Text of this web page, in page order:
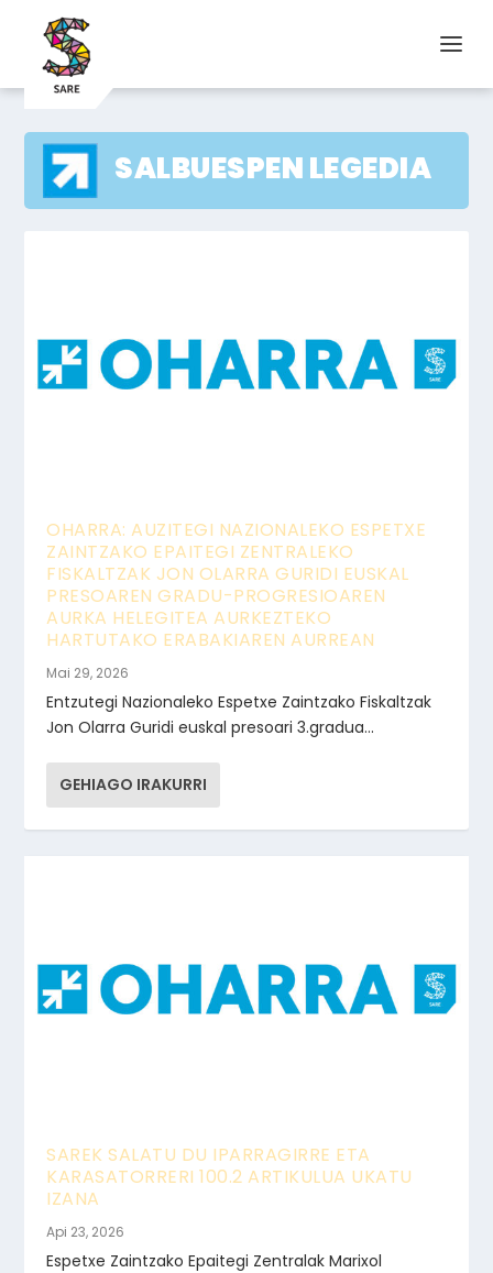
SALBUESPEN LEGEDIA
OHARRA: AUZITEGI NAZIONALEKO ESPETXE
ZAINTZAKO EPAITEGI ZENTRALEKO
FISKALTZAK JON OLARRA GURIDI EUSKAL
PRESOAREN GRADU-PROGRESIOAREN
AURKA HELEGITEA AURKEZTEKO
HARTUTAKO ERABAKIAREN AURREAN
Mai 29, 2026
Entzutegi Nazionaleko Espetxe Zaintzako Fiskaltzak
Jon Olarra Guridi euskal presoari 3.gradua...
GEHIAGO IRAKURRI
SAREK SALATU DU IPARRAGIRRE ETA
KARASATORRERI 100.2 ARTIKULUA UKATU
IZANA
Api 23, 2026
Espetxe Zaintzako Epaitegi Zentralak Marixol